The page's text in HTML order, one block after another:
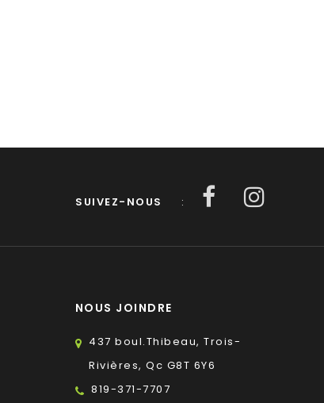
SUIVEZ-NOUS :
NOUS JOINDRE
437 boul.Thibeau, Trois-
Rivières, Qc G8T 6Y6
819-371-7707